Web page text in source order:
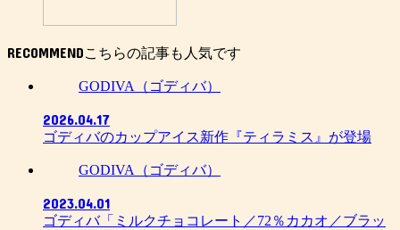
RECOMMEND
GODIVA（ゴディバ）
2026.04.17
ゴディバのカップアイス新作『ティラミス』が登場
GODIVA（ゴディバ）
2023.04.01
ゴディバ「ミルクチョコレート／72％カカオ／ブラッ